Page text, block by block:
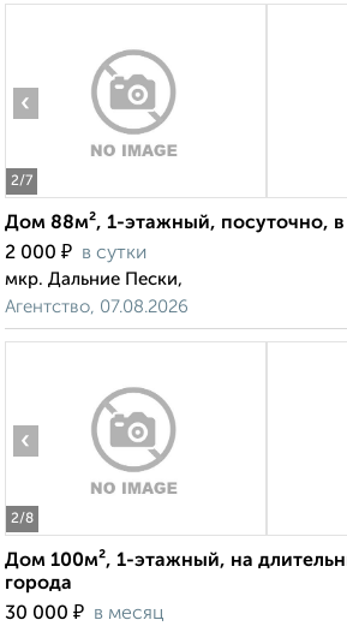
2/7
‹
Дом 88м², 1-этажный, посуточно, в
2 000 ₽ в сутки
мкр. Дальние Пески,
Агентство, 07.08.2026
2/8
‹
Дом 100м², 1-этажный, на
города
30 000 ₽ в месяц